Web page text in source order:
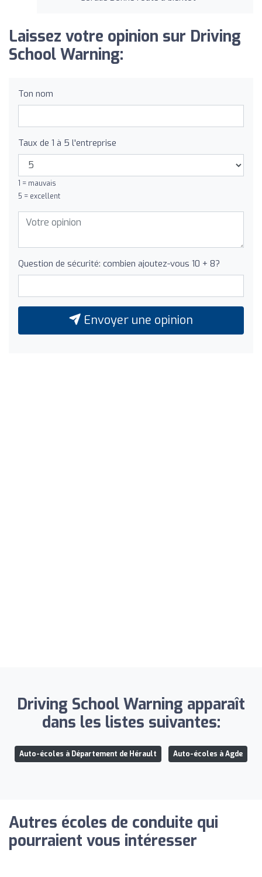
Laissez votre opinion sur Driving
School Warning:
Ton nom
Taux de 1 à 5 l'entreprise
1 = mauvais
5 = excellent
Question de sécurité: combien ajoutez-vous 10 + 8?
Envoyer une opinion
Driving School Warning apparaît
dans les listes suivantes:
Auto-écoles à Département de Hérault Auto-écoles à Agde
Autres écoles de conduite qui
pourraient vous intéresser